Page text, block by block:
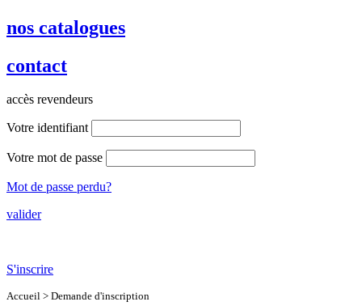
nos catalogues
contact
accès revendeurs
Votre identifiant
Votre mot de passe
Mot de passe perdu?
valider
S'inscrire
Accueil > Demande d'inscription